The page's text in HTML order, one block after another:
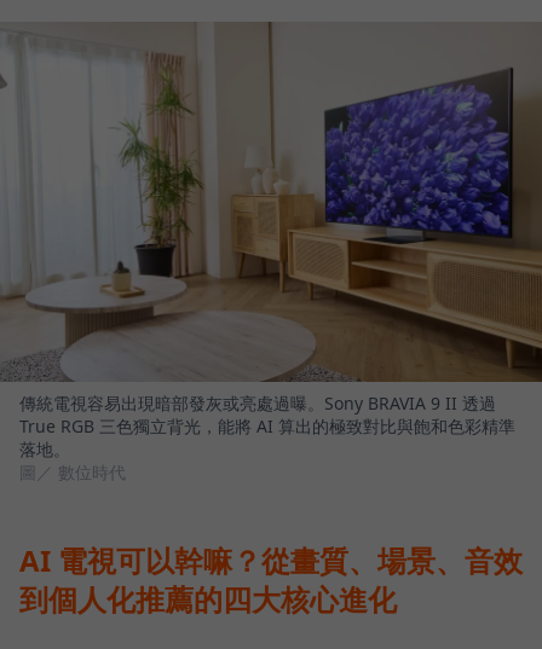
傳統電視容易出現暗部發灰或亮處過曝。Sony BRAVIA 9 II 透過
True RGB 三色獨立背光，能將 AI 算出的極致對比與飽和色彩精準
落地。
圖／ 數位時代
AI 電視可以幹嘛？從畫質、場景、音效
到個人化推薦的四大核心進化